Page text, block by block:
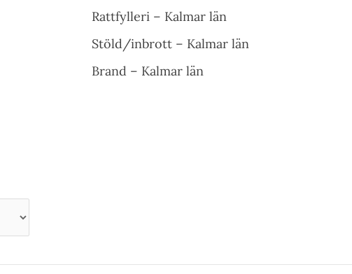
Rattfylleri – Kalmar län
Stöld/inbrott – Kalmar län
Brand – Kalmar län